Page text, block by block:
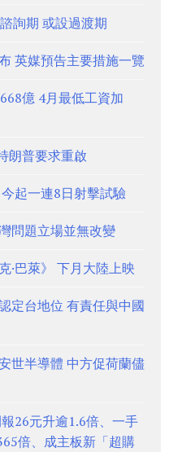
詢期 或設過渡期
英媒預告主要措施一覽
億 4月最低工資加
朗普要求重啟
起一連8日射擊試驗
問題立場並無改變
·巴萊》 下月大陸上映
定台地位 有責任與中國
世半導體 中方促荷蘭儘
26元升逾1.6倍、一手
倍、成主板新「超購